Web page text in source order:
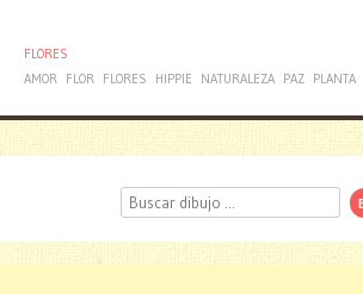
FLORES
AMOR FLOR FLORES HIPPIE NATURALEZA PAZ PLANTA
Buscar